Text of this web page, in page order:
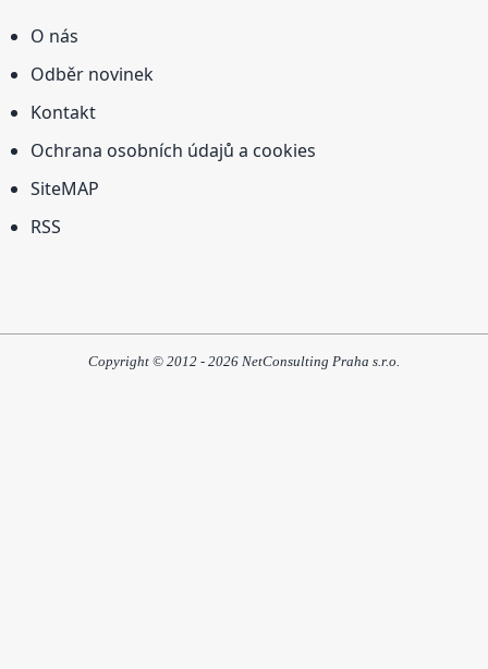
O nás
Odběr novinek
Kontakt
Ochrana osobních údajů a cookies
SiteMAP
RSS
Copyright © 2012 - 2026 NetConsulting Praha s.r.o.